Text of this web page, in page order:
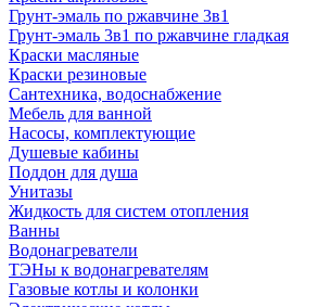
Грунт-эмаль по ржавчине 3в1
Грунт-эмаль 3в1 по ржавчине гладкая
Краски масляные
Краски резиновые
Сантехника, водоснабжение
Мебель для ванной
Насосы, комплектующие
Душевые кабины
Поддон для душа
Унитазы
Жидкость для систем отопления
Ванны
Водонагреватели
ТЭНы к водонагревателям
Газовые котлы и колонки